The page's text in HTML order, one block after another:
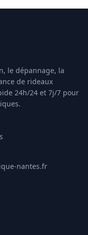
le dépannage, la
de rideaux
24h/24 et 7j/7 pour
nantes.fr